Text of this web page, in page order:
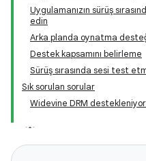
Uygulamanızın sürüş
edin
Arka planda oynatma
Destek kapsamını belirleme
Sürüş sırasında sesi test
Sık sorulan sorular
Widevine DRM